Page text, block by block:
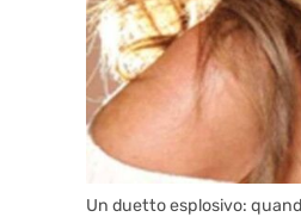
Un duetto esplosivo: